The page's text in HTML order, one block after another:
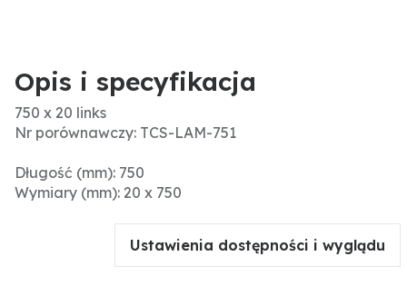
Opis i specyfikacja
750 x 20 links
Nr porównawczy: TCS-LAM-751
Długość (mm): 750
Wymiary (mm): 20 x 750
Ustawienia dostępności i wyglądu